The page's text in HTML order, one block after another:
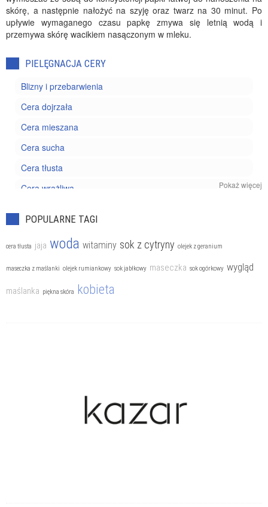
skórę, a następnie nałożyć na szyję oraz twarz na 30 minut. Po
upływie wymaganego czasu papkę zmywa się letnią wodą i
przemywa skórę wacikiem nasączonym w mleku.
PIELĘGNACJA CERY
Blizny i przebarwienia
Cera dojrzała
Cera mieszana
Cera sucha
Cera tłusta
Cera wrażliwa
Pokaż więcej
POPULARNE TAGI
cera tłusta jaja woda witaminy sok z cytryny olejek z geranium
maseczka z maślanki olejek rumiankowy sok jabłkowy maseczka sok ogórkowy wygląd
maślanka piękna skóra kobieta